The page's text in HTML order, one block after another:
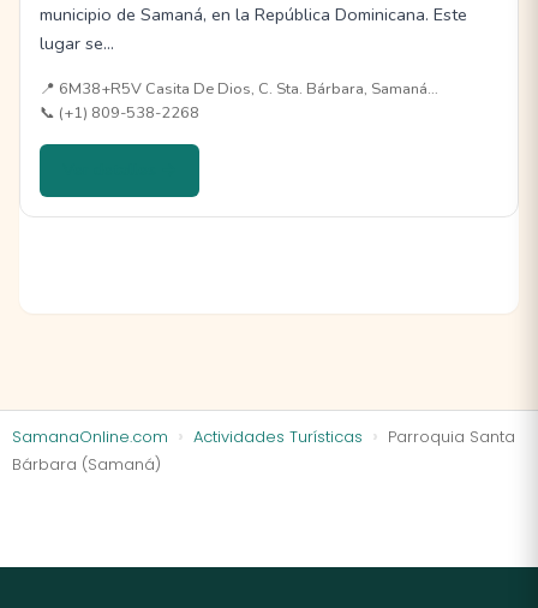
municipio de Samaná, en la República Dominicana. Este
lugar se…
📍 6M38+R5V Casita De Dios, C. Sta. Bárbara, Samaná…
📞 (+1) 809-538-2268
SamanaOnline.com Actividades Turísticas
Parroquia Santa
Bárbara (Samaná)